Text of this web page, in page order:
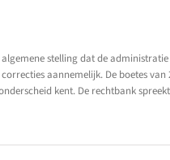
stelling dat de
aannemelijk. De boetes
kent. De rechtbank